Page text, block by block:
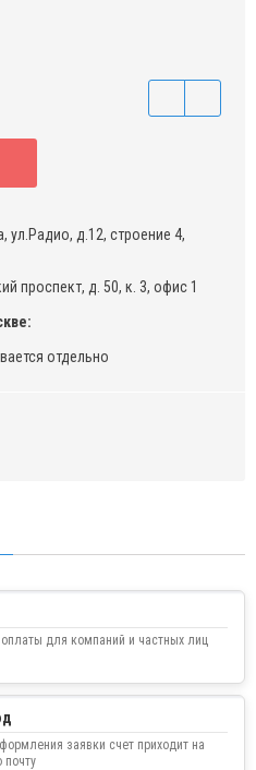
ул.Радио, д.12, строение 4,
проспект, д. 50, к. 3, офис 1
отдельно
оплаты для компаний и частных лиц
заявки счет приходит на
почту